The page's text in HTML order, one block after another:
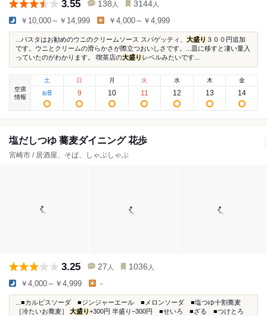
3.55 138 人 3144 人
￥10,000～￥14,999 ￥4,000～￥4,999
...パスタはお勧めのウニのクリームソース スパゲッティ、 大盛り ３００円追加
です。ウニとクリームの滑らかさが際立つおいしさです。...皿に移すと凄い量入
っていたのがわかります。 喫茶店の大盛り レベルみたいです...
空席
情報
土
8/8
日
9
月
10
火
11
水
12
木
13
金
14
塩だしつゆ 蕎麦ダイニング 花歩
宮崎市 / 居酒屋、そば、しゃぶしゃぶ
3.25 27 人 1036 人
￥4,000～￥4,999 -
...■カルピスソーダ ■ジンジャーエール ■メロンソーダ ■塩つゆ十割蕎麦
［冷たいお蕎麦］ 大盛り+300円 半盛り−300円 ■せいろ ■ざる ■つけとろ